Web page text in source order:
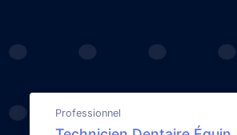
Professionnel